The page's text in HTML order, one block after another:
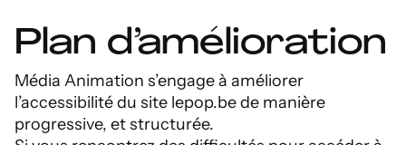
Plan d’amélioration
Média Animation s’engage à améliorer
l’accessibilité du site lepop.be de manière
progressive, et structurée.